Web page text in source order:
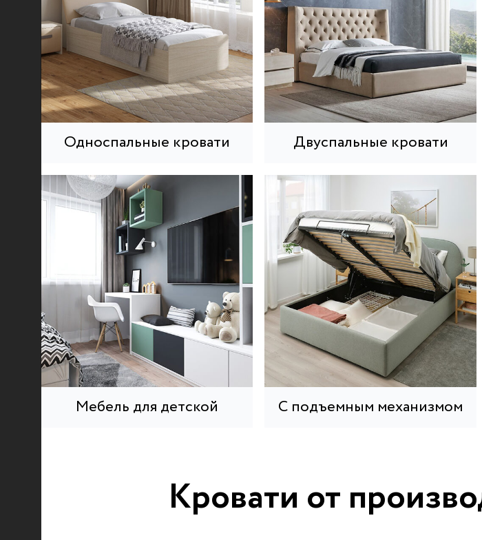
© 2021-2026 mebel.store
Односпальные кровати
Мебель для детской
Двуспальные кровати
С подъемным механизмом
Кровати от